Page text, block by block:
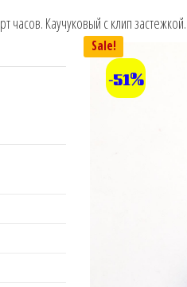
часов. Каучуковый с клип
Sale!
-51%